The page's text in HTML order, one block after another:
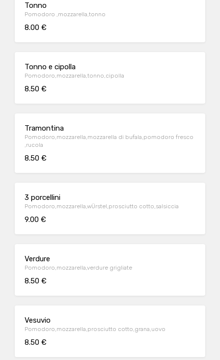
Tonno
Pomodoro ,mozzarella,tonno
8.00 €
Tonno e cipolla
Pomodoro,mozzarella,tonno,cipolla
8.50 €
Tramontina
Pomodoro,mozzarella,mozzarella di bufala,pomodoro fresco
,rucola
8.50 €
3 porcellini
Pomodoro,mozzarella,wÜrstel,prosciutto cotto,salsiccia
9.00 €
Verdure
Pomodoro,mozzarella,verdure grigliate
8.50 €
Vesuvio
Pomodoro,mozzarella,prosciutto cotto,grana,uovo
8.50 €